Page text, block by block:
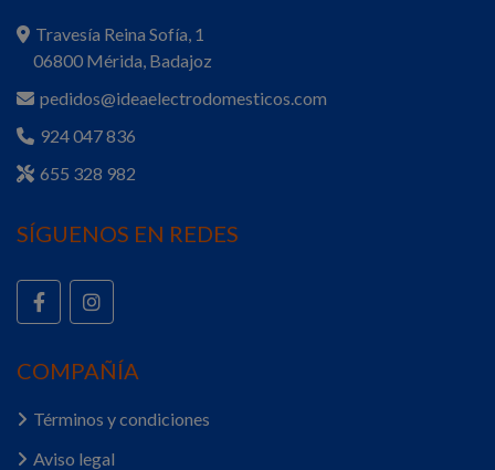
Travesía Reina Sofía, 1
06800 Mérida, Badajoz
pedidos@ideaelectrodomesticos.com
924 047 836
655 328 982
SÍGUENOS EN REDES
COMPAÑÍA
Términos y condiciones
Aviso legal